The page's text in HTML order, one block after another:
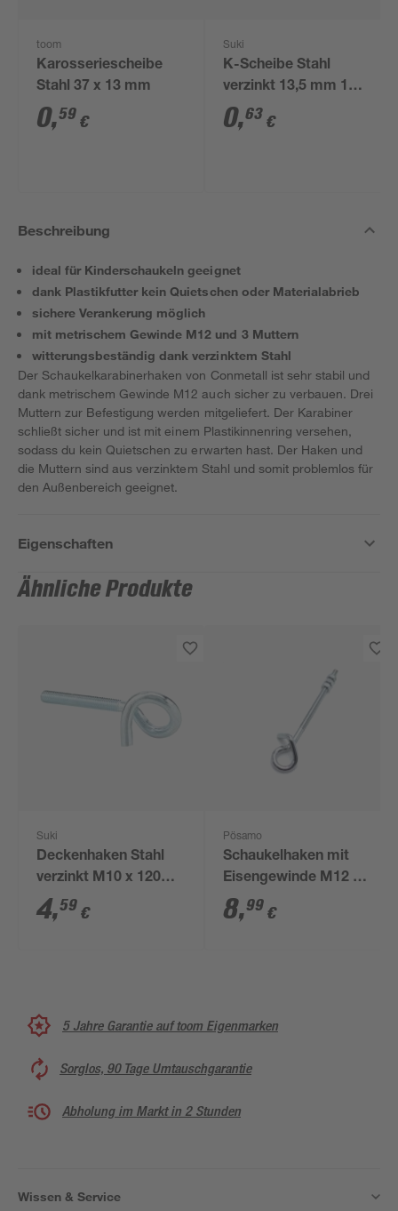
toom
Karosseriescheibe
Stahl 37 x 13 mm
0,59 €
Suki
K-Scheibe Stahl
verzinkt 13,5 mm 1
Stück
0,63 €
Beschreibung
ideal für Kinderschaukeln geeignet
dank Plastikfutter kein Quietschen oder Materialabrieb
sichere Verankerung möglich
mit metrischem Gewinde M12 und 3 Muttern
witterungsbeständig dank verzinktem Stahl
Der Schaukelkarabinerhaken von Conmetall ist sehr stabil und
dank metrischem Gewinde M12 auch sicher zu verbauen. Drei
Muttern zur Befestigung werden mitgeliefert. Der Karabiner
schließt sicher und ist mit einem Plastikinnenring versehen,
sodass du kein Quietschen zu erwarten hast. Der Haken und
die Muttern sind aus verzinktem Stahl und somit problemlos für
den Außenbereich geeignet.
Eigenschaften
Ähnliche Produkte
Suki
Deckenhaken Stahl
verzinkt M10 x 120
mm 1 Stück
4,59 €
Pösamo
Schaukelhaken mit
Eisengewinde M12 x
250 mm
8,99 €
5 Jahre Garantie auf toom Eigenmarken
Sorglos, 90 Tage Umtauschgarantie
Abholung im Markt in 2 Stunden
Wissen & Service